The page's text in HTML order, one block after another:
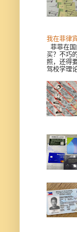
我在菲律
菲菲在
买？不巧
照，还得
驾校学理